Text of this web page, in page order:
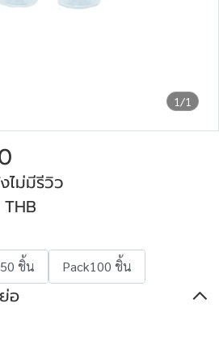
1/1
ไม่มีรีวิว
ชิ้น Pack100 ชิ้น
อ